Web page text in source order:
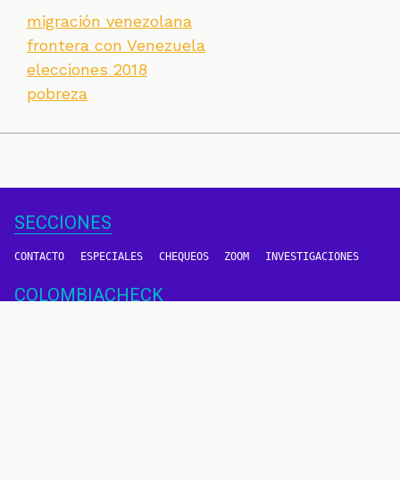
migración venezolana
frontera con Venezuela
elecciones 2018
pobreza
SECCIONES
CONTACTO ESPECIALES CHEQUEOS ZOOM INVESTIGACIONES
COLOMBIACHECK